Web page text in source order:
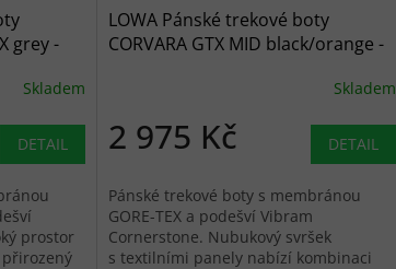
grey -
Skladem
DETAIL
prostor
LOWA Pánské trekové boty
CORVARA GTX MID black/orange -
Skladem
2 975 Kč DETAIL
Pánské trekové boty s membránou
GORE-TEX a podešví Vibram
Cornerstone. Nubukový svršek
s textilními panely nabízí kombinaci